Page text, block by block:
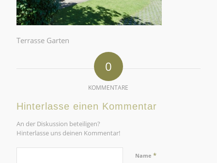
Terrasse Garten
0
KOMMENTARE
Hinterlasse einen Kommentar
An der Diskussion beteiligen?
Hinterlasse uns deinen Kommentar!
Name *